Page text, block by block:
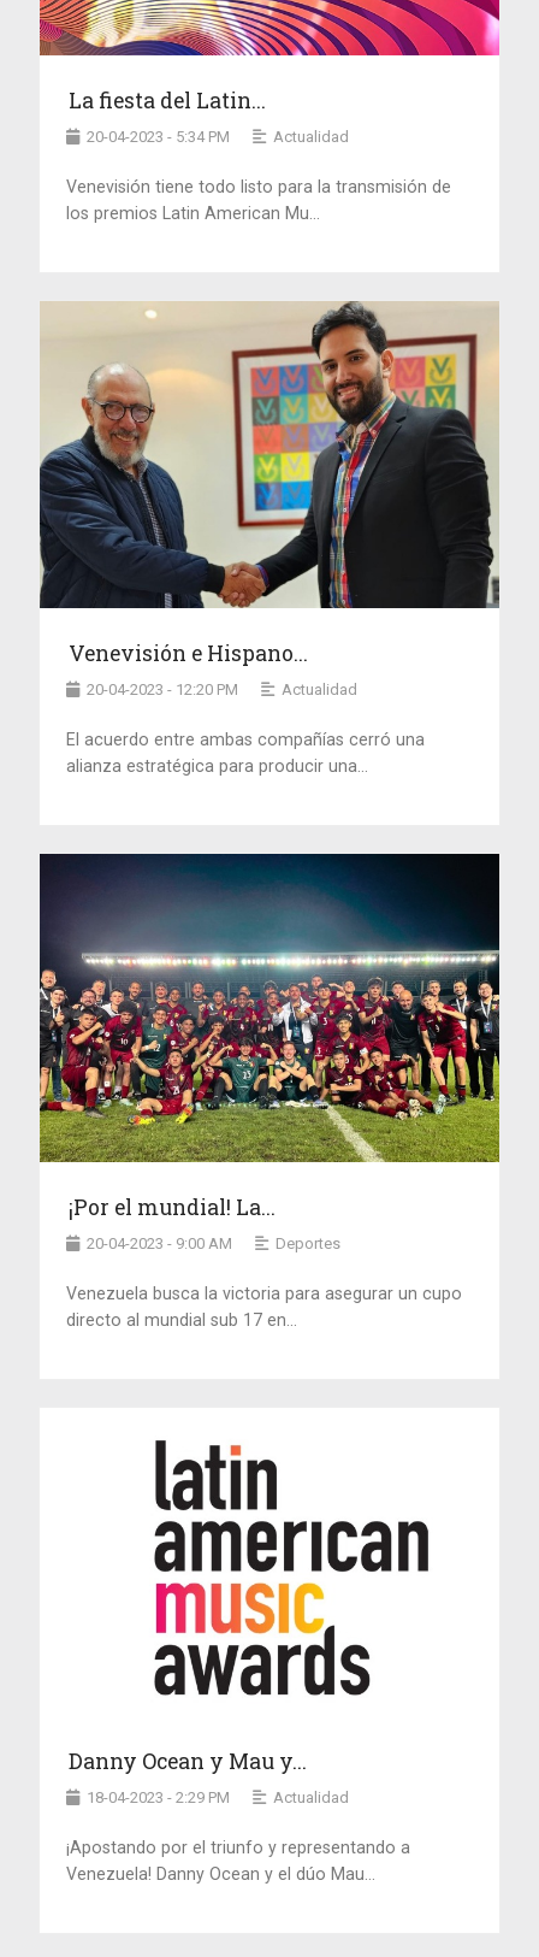
La fiesta del Latin...
20-04-2023 - 5:34 PM Actualidad
Venevisión tiene todo listo para la transmisión de
los premios Latin American Mu...
Venevisión e Hispano...
20-04-2023 - 12:20 PM Actualidad
El acuerdo entre ambas compañías cerró una
alianza estratégica para producir una...
¡Por el mundial! La...
20-04-2023 - 9:00 AM Deportes
Venezuela busca la victoria para asegurar un cupo
directo al mundial sub 17 en...
Danny Ocean y Mau y...
18-04-2023 - 2:29 PM Actualidad
¡Apostando por el triunfo y representando a
Venezuela! Danny Ocean y el dúo Mau...